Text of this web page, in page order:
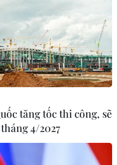
tăng tốc thi công, sẽ
4/2027